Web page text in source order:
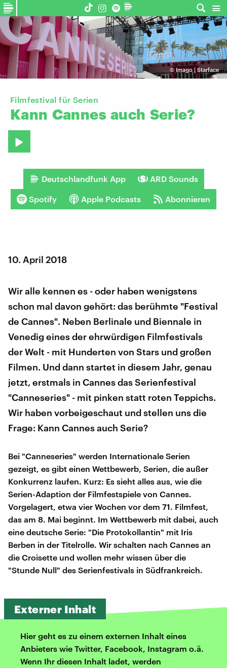
© Imago | Starface
Filmfestival für Serien
Kann Cannes auch Serie?
Deutschlandfunk App ARD Sounds
Spotify Apple Podcasts Abonnieren
10. April 2018
Wir alle kennen es - oder haben wenigstens
schon mal davon gehört: das berühmte "Festival
de Cannes". Neben Berlinale und Biennale in
Venedig eines der ehrwürdigen Filmfestivals
der Welt - mit Hunderten von Stars und großen
Filmen. Und dann startet in diesem Jahr, genau
jetzt, erstmals in Cannes das Serienfestival
"Canneseries" - mit pinken statt roten Teppichs.
Wir haben vorbeigeschaut und stellen uns die
Frage: Kann Cannes auch Serie?
Bei "Canneseries" werden Internationale Serien
gezeigt, es gibt einen Wettbewerb, Serien, die außer
Konkurrenz laufen. Kurz: Es sieht alles aus, wie die
Serien-Adaption der Filmfestspiele von Cannes.
Vorgelagert, etwa vier Wochen vor dem 71. Filmfest,
das am 8. Mai beginnt. Im Wettbewerb mit dabei, auch
eine deutsche Serie: "Die Protokollantin" mit Iris
Berben in der Titelrolle. Wir schalten nach Cannes an
die Croisette und wollen mehr wissen über die
"Stunde Null" des Serienfestivals in Südfrankreich.
Externer Inhalt
Hier geht es zu einem externen Inhalt eines
Anbieters wie Twitter, Facebook, Instagram o.ä.
Wenn Ihr diesen Inhalt ladet, werden